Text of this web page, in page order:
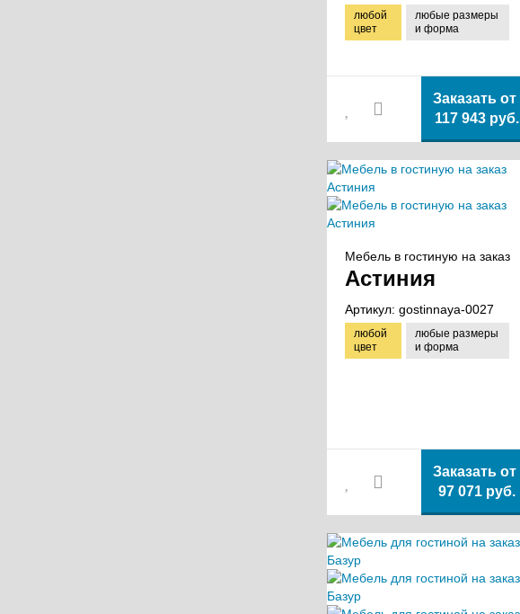
любой
цвет
любые размеры
и форма
Заказать от
117 943 руб.
Мебель в гостиную на заказ
Астиния
Артикул: gostinnaya-0027
любой
цвет
любые размеры
и форма
Заказать от
97 071 руб.